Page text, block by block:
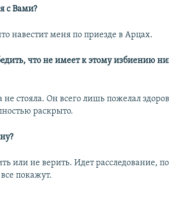
с Вами?
навестит меня по приезде в Арцах.
что не имеет к этому избиению
стояла. Он всего лишь пожелал
раскрыто.
или не верить. Идет расследование,
покажут.